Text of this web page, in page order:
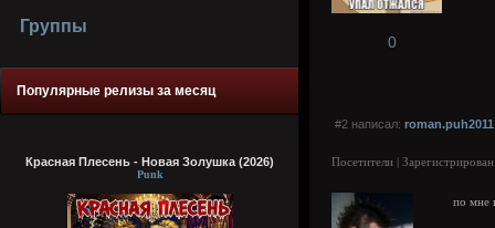
Группы
Популярные релизы за месяц
Красная Плесень - Новая Золушка (2026)
Punk
0
#2 написал: roman.puh2011
Посетители |
по мне